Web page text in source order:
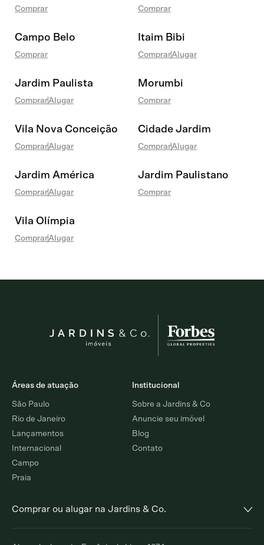
Comprar Comprar
Campo Belo
Comprar
Itaim Bibi
ComprarAlugar
Jardim Paulista
ComprarAlugar
Morumbi
Comprar
Vila Nova Conceição
ComprarAlugar
Cidade Jardim
ComprarAlugar
Jardim América
ComprarAlugar
Jardim Paulistano
Comprar
Vila Olímpia
ComprarAlugar
Áreas de atuação
São Paulo
Rio de Janeiro
Lançamentos
Internacional
Campo
Praia
Institucional
Sobre a Jardins & Co
Anuncie seu imóvel
Blog
Contato
Comprar ou alugar na Jardins & Co.